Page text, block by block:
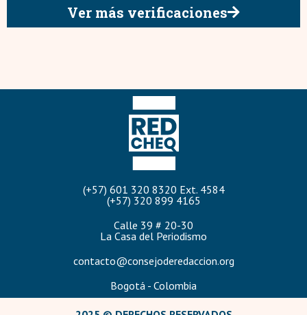
Ver más verificaciones
(+57) 601 320 8320 Ext. 4584
(+57) 320 899 4165
Calle 39 # 20-30
La Casa del Periodismo
contacto@consejoderedaccion.org
Bogotá - Colombia